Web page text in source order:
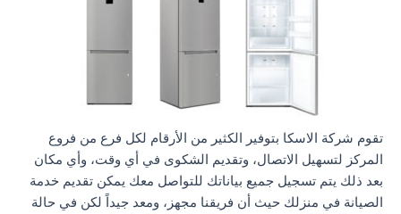
تقوم شركة الاسكا بتوفير الكثير من الأرقام لكل فرع من فروع
المركز لتسهيل الاتصال، وتقديم الشكوى في أي وقت، وأي مكان
بعد ذلك يتم تسجيل جميع بياناتك للتواصل معك يمكن تقديم خدمة
الصيانة في منزلك حيث أن فريقنا مجهز، ومعد جيداً لكن في حالة